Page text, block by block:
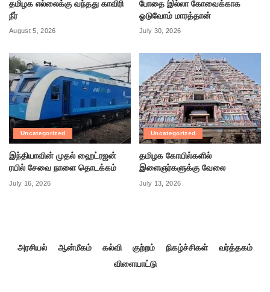
தமிழக எல்லைக்கு வந்தது காவிரி
நீர்
August 5, 2026
போதை இல்லா கோவைக்காக
ஓடுவோம் மாரத்தான்
July 30, 2026
Uncategorized
இந்தியாவின் முதல் ஹைட்ரஜன்
ரயில் சேவை நாளை தொடக்கம்
July 16, 2026
Uncategorized
தமிழக கோயில்களில்
இளைஞர்களுக்கு வேலை
July 13, 2026
அரசியல் ஆன்மீகம் கல்வி குற்றம் நிகழ்ச்சிகள்
வர்த்தகம்
விளையாட்டு